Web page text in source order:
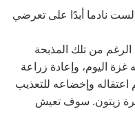
نادما أبدًا على تعرضي
الرغم من تلك المذبحة
اليوم، وإعادة زراعة
ضحكات الأطفال مرة أخرى هناك. ثمة مزارع من غزة يبلغ من العمر 77 عامًا تم اعتقاله وإخضاعه للتعذيب
مزرعته بأكملها وقُتلت ماشيته. لكنه بدأ في إزالة الأنقاض وإعادة زراعة 2.500 شجرة زيتون. سوف تعيش